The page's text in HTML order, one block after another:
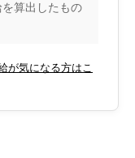
算出したもの
が気になる方はこ